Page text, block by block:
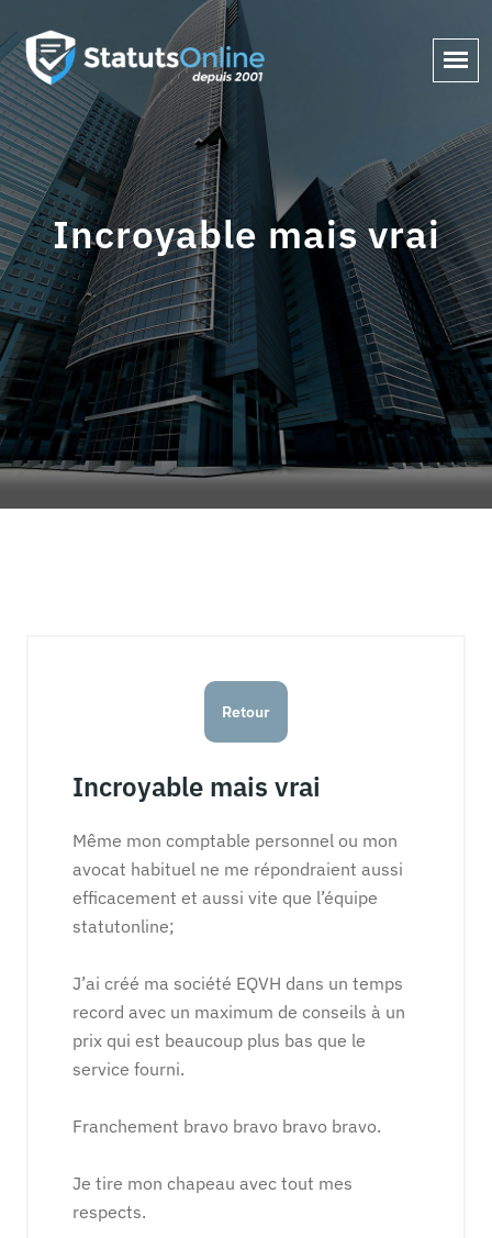
Incroyable mais vrai
Retour
Incroyable mais vrai
Même mon comptable personnel ou mon
avocat habituel ne me répondraient aussi
efficacement et aussi vite que l’équipe
statutonline;
J’ai créé ma société EQVH dans un temps
record avec un maximum de conseils à un
prix qui est beaucoup plus bas que le
service fourni.
Franchement bravo bravo bravo bravo.
Je tire mon chapeau avec tout mes
respects.